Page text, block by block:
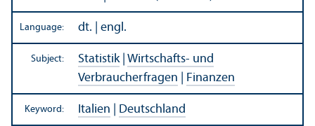
Language: dt. | engl.
Subject: Statistik| Wirtschafts- und
Verbraucherfragen
Finanzen
Keyword: Italien Deutschland